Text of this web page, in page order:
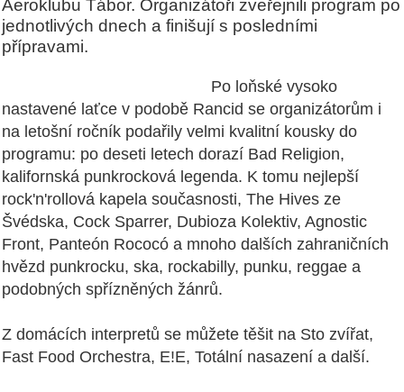
Aeroklubu Tábor. Organizátoři zveřejnili program po
jednotlivých dnech a finišují s posledními
přípravami.
Po loňské vysoko
nastavené laťce v podobě Rancid se organizátorům i
na letošní ročník podařily velmi kvalitní kousky do
programu: po deseti letech dorazí Bad Religion,
kalifornská punkrocková legenda. K tomu nejlepší
rock'n'rollová kapela současnosti, The Hives ze
Švédska, Cock Sparrer, Dubioza Kolektiv, Agnostic
Front, Panteón Rococó a mnoho dalších zahraničních
hvězd punkrocku, ska, rockabilly, punku, reggae a
podobných spřízněných žánrů.
Z domácích interpretů se můžete těšit na Sto zvířat,
Fast Food Orchestra, E!E, Totální nasazení a další.